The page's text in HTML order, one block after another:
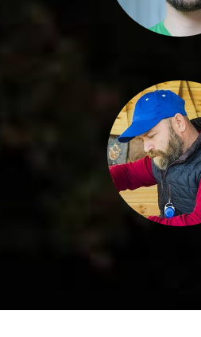
formations
tout au long